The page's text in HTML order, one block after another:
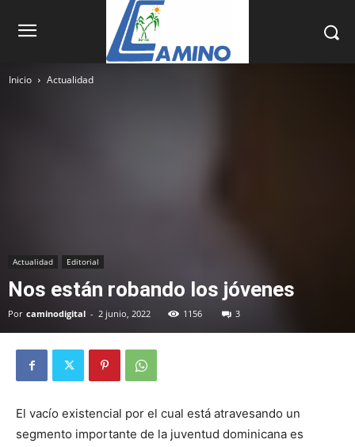
Inicio Actualidad
Actualidad Editorial
Nos están robando los jóvenes
Por caminodigital - 2 junio, 2022 1156 3
El vacío existencial por el cual está atravesando un
segmento importante de la juventud dominicana es